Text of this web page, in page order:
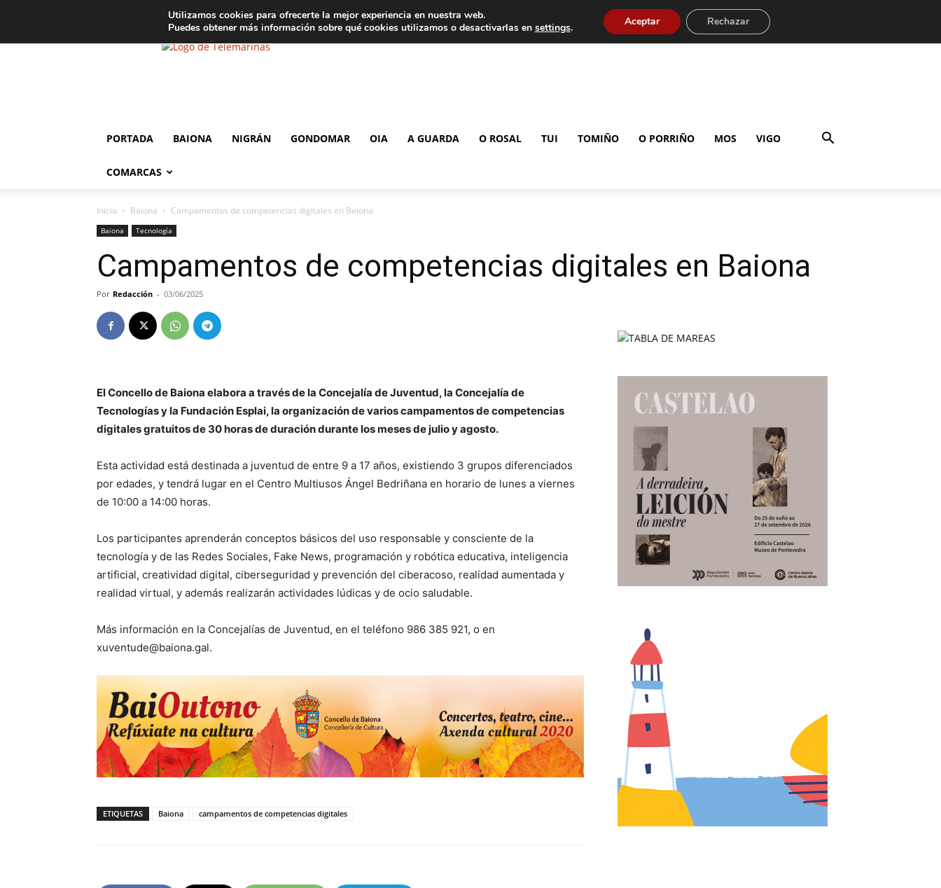
Aviso legal Tarifas de publicidad
Telemariñas
PORTADA BAIONA NIGRÁN GONDOMAR OIA A GUARDA O ROSAL TUI TOMIÑO O PORRIÑO MOS VIGO
COMARCAS
Inicio Baiona Campamentos de competencias digitales en Baiona
Baiona Tecnología
Campamentos de competencias digitales en Baiona
Por Redacción - 03/06/2025
El Concello de Baiona elabora a través de la Concejalía de Juventud, la Concejalía de
Tecnologías y la Fundación Esplai, la organización de varios campamentos de competencias
digitales gratuitos de 30 horas de duración durante los meses de julio y agosto.
Esta actividad está destinada a juventud de entre 9 a 17 años, existiendo 3 grupos diferenciados
por edades, y tendrá lugar en el Centro Multiusos Ángel Bedriñana en horario de lunes a viernes
de 10:00 a 14:00 horas.
Los participantes aprenderán conceptos básicos del uso responsable y consciente de la
tecnología y de las Redes Sociales, Fake News, programación y robótica educativa, inteligencia
artificial, creatividad digital, ciberseguridad y prevención del ciberacoso, realidad aumentada y
realidad virtual, y además realizarán actividades lúdicas y de ocio saludable.
Más información en la Concejalías de Juventud, en el teléfono 986 385 921, o en
xuventude@baiona.gal.
ETIQUETAS Baiona campamentos de competencias digitales
Utilizamos cookies para ofrecerte la mejor experiencia en nuestra web.
Puedes obtener más información sobre qué cookies utilizamos o desactivarlas en settings. Aceptar Rechazar